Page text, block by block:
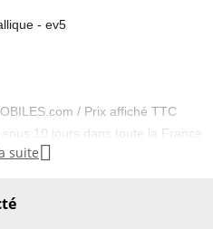
- ev5
/ Prix affiché TTC
10 jours dans toute la France
du véhicule 100% à la
suite 